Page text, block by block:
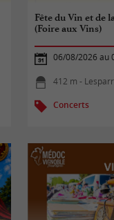
Fête du Vin et de
(Foire aux Vins)
06/08/2026 au
412 m -
Concerts